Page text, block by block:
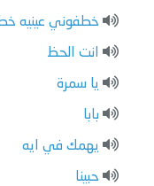
خطفوني عينيه
انت الحظ
يا سمرة
بابا
يهمك في ايه
حبينا